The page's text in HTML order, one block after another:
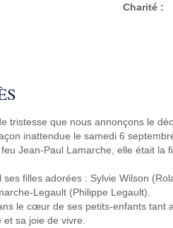
Charité:
tristesse que nous annonçons le
inattendue le samedi 6
Jean-Paul Lamarche, elle était la
ses filles adorées : Sylvie Wilson
Legault (Philippe Legault).
le cœur de ses petits-enfants tant
sa joie de vivre.